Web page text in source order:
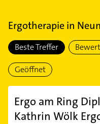
Ergotherapiein
Beste Treffer
Geöffnet
Ergo am Ring
Kathrin Wölk